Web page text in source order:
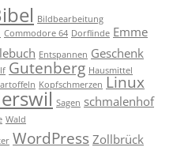
Bildbearbeitung
Commodore 64 Dorflinde Emme
Entspannen Geschenk
Gutenberg Hausmittel
Kopfschmerzen Linux
Sagen schmalenhof
Wald
WordPress Zollbrück